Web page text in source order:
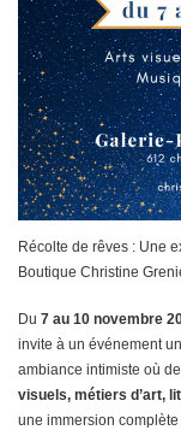
Récolte de rêves : Une
Boutique Christine
Du 7 au 10 novembre
invite à un événement
ambiance intimiste où
visuels, métiers d’art,
une immersion complète